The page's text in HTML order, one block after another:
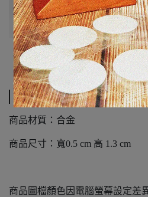
規格說明
商品材質：合金
商品尺寸：寬0.5 cm 高 1.3 cm
商品圖檔顏色因電腦螢幕設定差